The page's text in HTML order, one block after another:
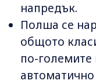
напредък.
Полша се
общото
по-големите